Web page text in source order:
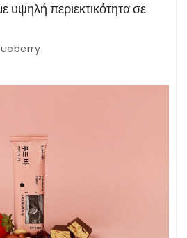
υψηλή περιεκτικότητα σε